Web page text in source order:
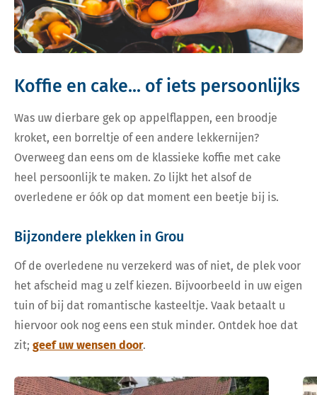
Koffie en cake... of iets persoonlijks
Was uw dierbare gek op appelflappen, een broodje
kroket, een borreltje of een andere lekkernijen?
Overweeg dan eens om de klassieke koffie met cake
heel persoonlijk te maken. Zo lijkt het alsof de
overledene er óók op dat moment een beetje bij is.
Bijzondere plekken in Grou
Of de overledene nu verzekerd was of niet, de plek voor
het afscheid mag u zelf kiezen. Bijvoorbeeld in uw eigen
tuin of bij dat romantische kasteeltje. Vaak betaalt u
hiervoor ook nog eens een stuk minder. Ontdek hoe dat
zit; geef uw wensen door.